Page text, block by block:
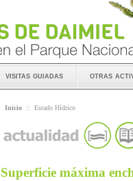
visitas guiadas otras
Inicio :: Estado Hídrico
Superficie máxima